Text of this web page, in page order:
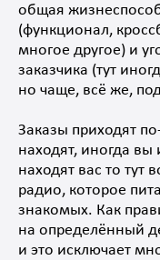
общая
(функционал,
многое другое) и
заказчика (тут
но чаще, всё же,
Заказы приходят
находят, иногда вы
находят вас то тут
радио, которое
знакомых. Как
на определённый
и это исключает